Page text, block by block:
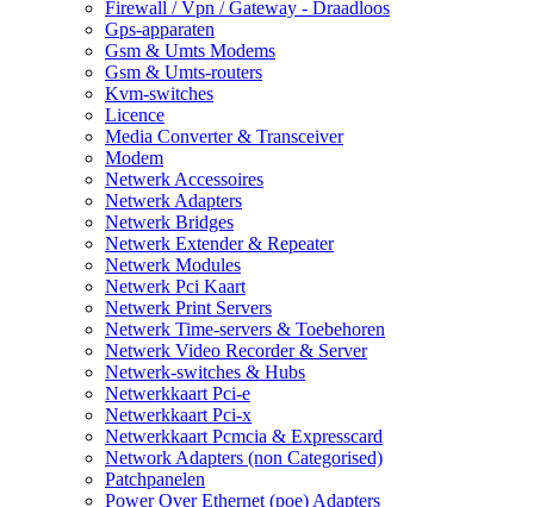
Firewall / Vpn / Gateway - Draadloos
Gps-apparaten
Gsm & Umts Modems
Gsm & Umts-routers
Kvm-switches
Licence
Media Converter & Transceiver
Modem
Netwerk Accessoires
Netwerk Adapters
Netwerk Bridges
Netwerk Extender & Repeater
Netwerk Modules
Netwerk Pci Kaart
Netwerk Print Servers
Netwerk Time-servers & Toebehoren
Netwerk Video Recorder & Server
Netwerk-switches & Hubs
Netwerkkaart Pci-e
Netwerkkaart Pci-x
Netwerkkaart Pcmcia & Expresscard
Network Adapters (non Categorised)
Patchpanelen
Power Over Ethernet (poe) Adapters